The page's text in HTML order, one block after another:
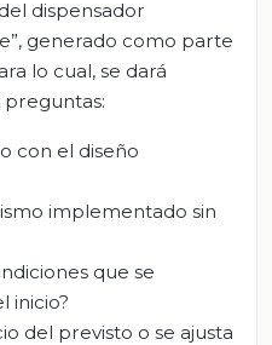
dispensador
generado como parte
lo cual, se dará
preguntas:
con el diseño
implementado sin
que se
inicio?
del previsto o se ajusta